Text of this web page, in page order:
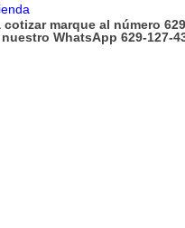
cotizar marque al número
WhatsApp 629-127-